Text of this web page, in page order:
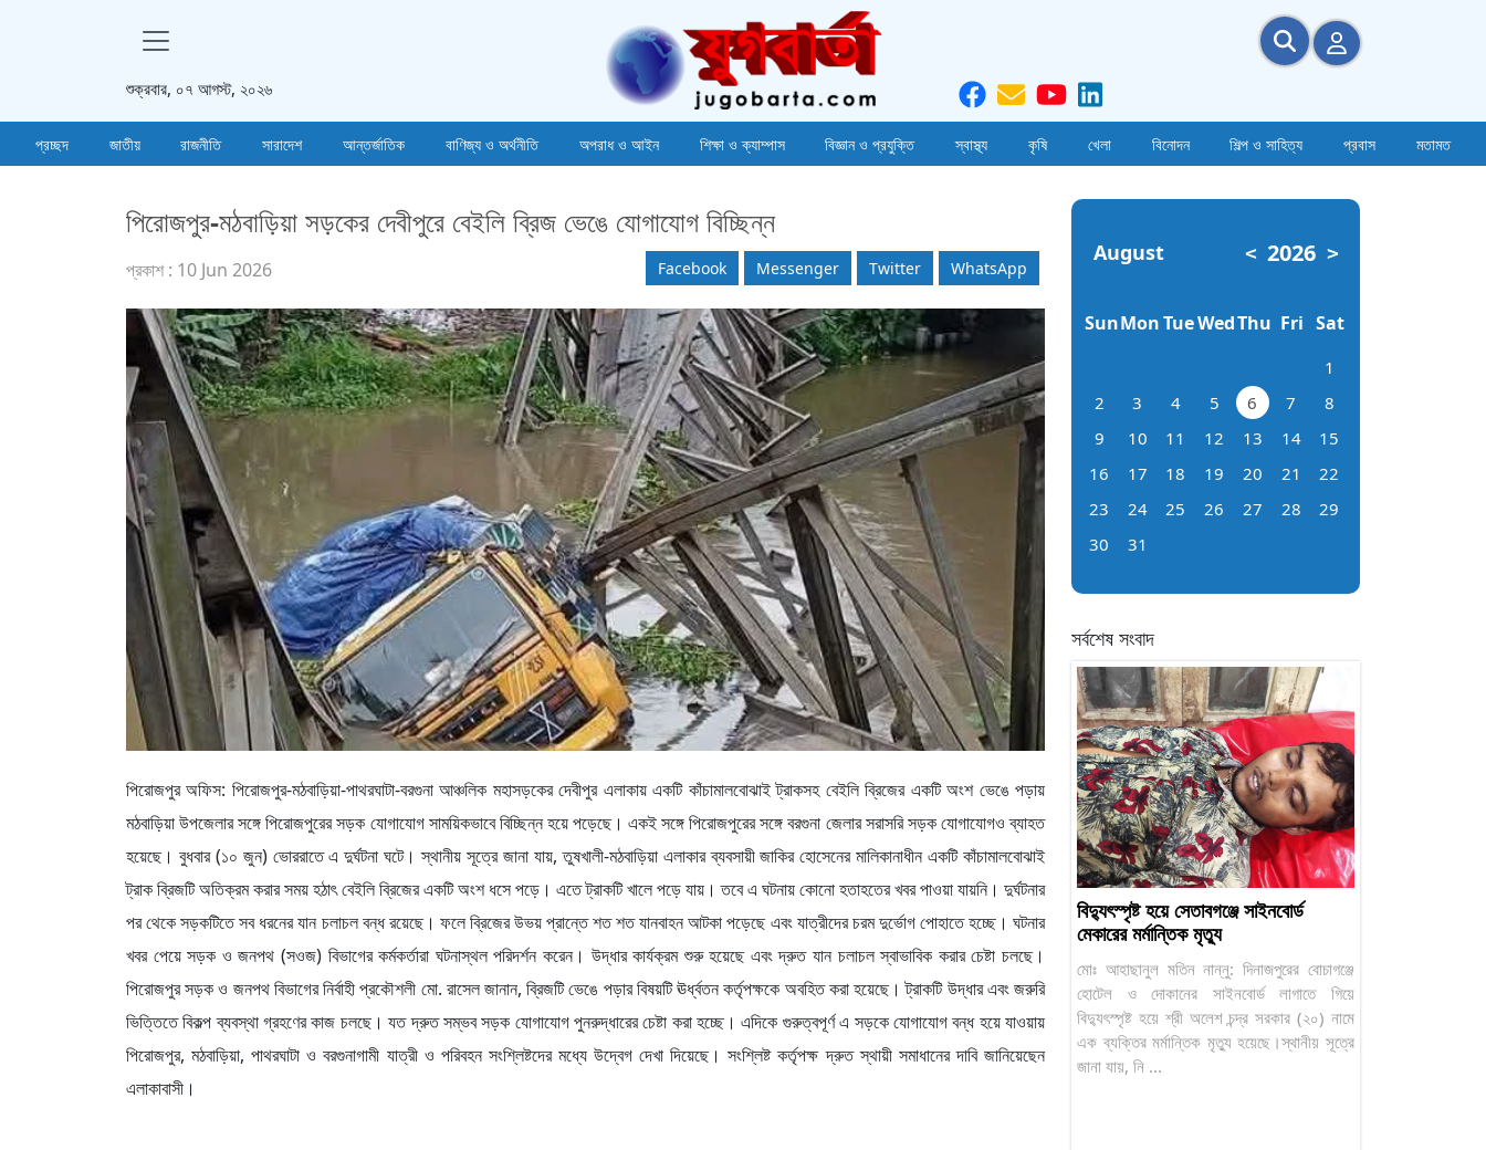
শুক্রবার, ০৭ আগস্ট, ২০২৬
প্রচ্ছদ জাতীয় রাজনীতি সারাদেশ আন্তর্জাতিক বাণিজ্য ও অর্থনীতি অপরাধ ও আইন শিক্ষা ও ক্যাম্পাস বিজ্ঞান ও প্রযুক্তি স্বাস্থ্য কৃষি খেলা বিনোদন শিল্প ও সাহিত্য প্রবাস মতামত
পিরোজপুর-মঠবাড়িয়া সড়কের দেবীপুরে বেইলি ব্রিজ ভেঙে যোগাযোগ বিচ্ছিন্ন
প্রকাশ : 10 Jun 2026 Facebook Messenger Twitter WhatsApp
পিরোজপুর অফিস: পিরোজপুর-মঠবাড়িয়া-পাথরঘাটা-বরগুনা আঞ্চলিক মহাসড়কের দেবীপুর এলাকায় একটি কাঁচামালবোঝাই ট্রাকসহ বেইলি ব্রিজের একটি অংশ ভেঙে পড়ায়
মঠবাড়িয়া উপজেলার সঙ্গে পিরোজপুরের সড়ক যোগাযোগ সাময়িকভাবে বিচ্ছিন্ন হয়ে পড়েছে। একই সঙ্গে পিরোজপুরের সঙ্গে বরগুনা জেলার সরাসরি সড়ক যোগাযোগও ব্যাহত
হয়েছে। বুধবার (১০ জুন) ভোররাতে এ দুর্ঘটনা ঘটে। স্থানীয় সূত্রে জানা যায়, তুষখালী-মঠবাড়িয়া এলাকার ব্যবসায়ী জাকির হোসেনের মালিকানাধীন একটি কাঁচামালবোঝাই
ট্রাক ব্রিজটি অতিক্রম করার সময় হঠাৎ বেইলি ব্রিজের একটি অংশ ধসে পড়ে। এতে ট্রাকটি খালে পড়ে যায়। তবে এ ঘটনায় কোনো হতাহতের খবর পাওয়া যায়নি। দুর্ঘটনার
পর থেকে সড়কটিতে সব ধরনের যান চলাচল বন্ধ রয়েছে। ফলে ব্রিজের উভয় প্রান্তে শত শত যানবাহন আটকা পড়েছে এবং যাত্রীদের চরম দুর্ভোগ পোহাতে হচ্ছে। ঘটনার
খবর পেয়ে সড়ক ও জনপথ (সওজ) বিভাগের কর্মকর্তারা ঘটনাস্থল পরিদর্শন করেন। উদ্ধার কার্যক্রম শুরু হয়েছে এবং দ্রুত যান চলাচল স্বাভাবিক করার চেষ্টা চলছে।
পিরোজপুর সড়ক ও জনপথ বিভাগের নির্বাহী প্রকৌশলী মো. রাসেল জানান, ব্রিজটি ভেঙে পড়ার বিষয়টি ঊর্ধ্বতন কর্তৃপক্ষকে অবহিত করা হয়েছে। ট্রাকটি উদ্ধার এবং জরুরি
ভিত্তিতে বিকল্প ব্যবস্থা গ্রহণের কাজ চলছে। যত দ্রুত সম্ভব সড়ক যোগাযোগ পুনরুদ্ধারের চেষ্টা করা হচ্ছে। এদিকে গুরুত্বপূর্ণ এ সড়কে যোগাযোগ বন্ধ হয়ে যাওয়ায়
পিরোজপুর, মঠবাড়িয়া, পাথরঘাটা ও বরগুনাগামী যাত্রী ও পরিবহন সংশ্লিষ্টদের মধ্যে উদ্বেগ দেখা দিয়েছে। সংশ্লিষ্ট কর্তৃপক্ষ দ্রুত স্থায়ী সমাধানের দাবি জানিয়েছেন
এলাকাবাসী।
August < 2026 >
SunMonTueWedThu Fri Sat
1
2
3 4 5 6 7
8
9
10 11 12 13 14
15
16
17 18 19 20 21
22
23
24 25 26 27 28
29
30
31
সর্বশেষ সংবাদ
বিদ্যুৎস্পৃষ্ট হয়ে সেতাবগঞ্জে সাইনবোর্ড
মেকারের মর্মান্তিক মৃত্যু
মোঃ আহাছানুল মতিন নান্নু: দিনাজপুরের বোচাগঞ্জে
হোটেল ও দোকানের সাইনবোর্ড লাগাতে গিয়ে
বিদ্যুৎস্পৃষ্ট হয়ে শ্রী অলেশ চন্দ্র সরকার (২০) নামে
এক ব্যক্তির মর্মান্তিক মৃত্যু হয়েছে।স্থানীয় সূত্রে
জানা যায়, নি ...